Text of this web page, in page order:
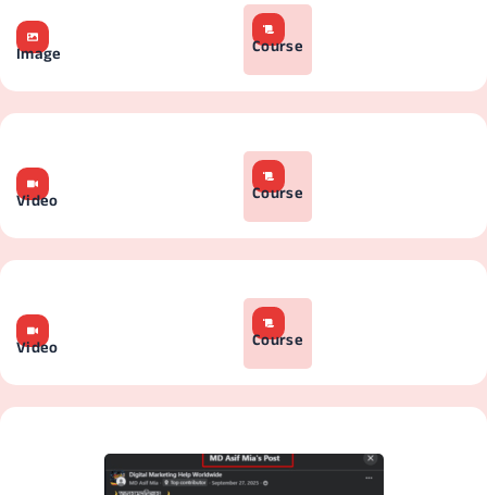
Image Course
Video Course
Video Course